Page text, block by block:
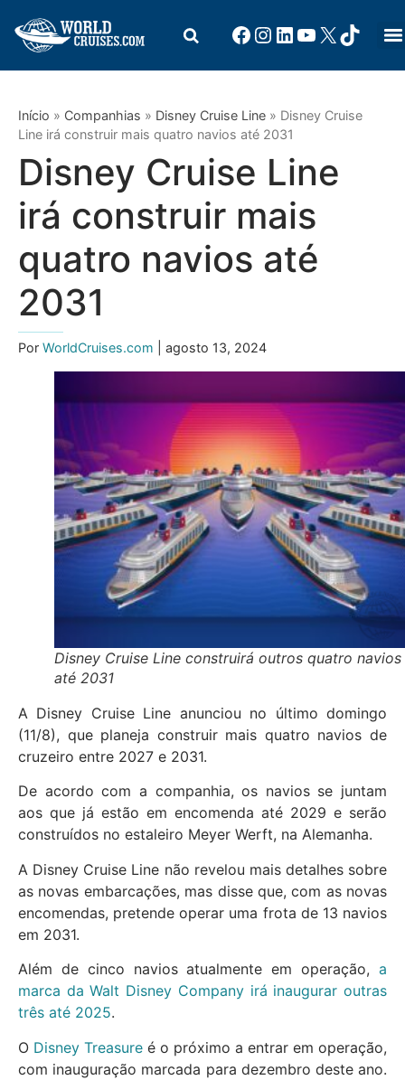
Início » Companhias » Disney Cruise Line » Disney Cruise
Line irá construir mais quatro navios até 2031
Disney Cruise Line
irá construir mais
quatro navios até
2031
Por WorldCruises.com | agosto 13, 2024
Disney Cruise Line construirá outros quatro navios
até 2031
A Disney Cruise Line anunciou no último domingo
(11/8), que planeja construir mais quatro navios de
cruzeiro entre 2027 e 2031.
De acordo com a companhia, os navios se juntam
aos que já estão em encomenda até 2029 e serão
construídos no estaleiro Meyer Werft, na Alemanha.
A Disney Cruise Line não revelou mais detalhes sobre
as novas embarcações, mas disse que, com as novas
encomendas, pretende operar uma frota de 13 navios
em 2031.
Além de cinco navios atualmente em operação, a
marca da Walt Disney Company irá inaugurar outras
três até 2025.
O Disney Treasure é o próximo a entrar em operação,
com inauguração marcada para dezembro deste ano.